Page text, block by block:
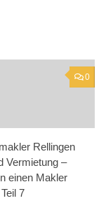
0
Rellingen
Vermietung –
einen Makler
7